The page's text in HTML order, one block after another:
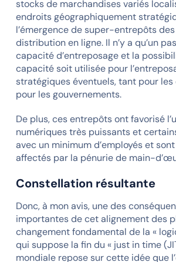
stocks de marchandises variés
endroits géographiquement
l’émergence de super-entrepôts
distribution en ligne. Il n’y a qu’un
capacité d’entreposage et la
capacité soit utilisée pour
stratégiques éventuels, tant pour
pour les gouvernements.
De plus, ces entrepôts ont favorisé
numériques très puissants et
avec un minimum d’employés et
affectés par la pénurie de main-
Constellation résultante
Donc, à mon avis, une des
importantes de cet alignement des
changement fondamental de la «
qui suppose la fin du « just in time
mondiale repose sur cette idée que